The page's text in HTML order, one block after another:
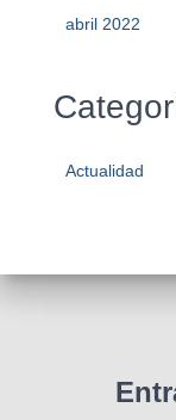
abril 2022
Actualidad